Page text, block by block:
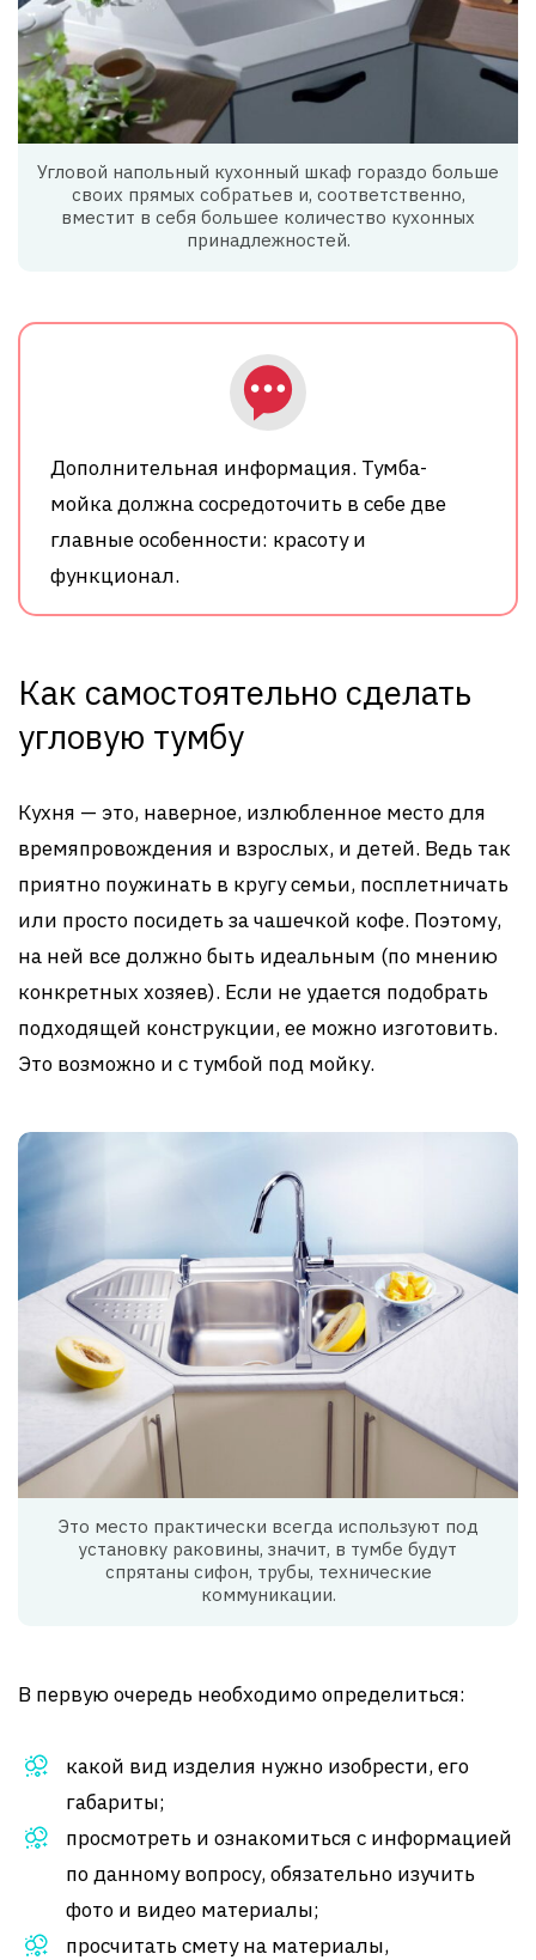
Угловой напольный кухонный шкаф гораздо больше
своих прямых собратьев и, соответственно,
вместит в себя большее количество кухонных
принадлежностей.
Дополнительная информация. Тумба-
мойка должна сосредоточить в себе две
главные особенности: красоту и
функционал.
Как самостоятельно сделать
угловую тумбу
Кухня — это, наверное, излюбленное место для
времяпровождения и взрослых, и детей. Ведь так
приятно поужинать в кругу семьи, посплетничать
или просто посидеть за чашечкой кофе. Поэтому,
на ней все должно быть идеальным (по мнению
конкретных хозяев). Если не удается подобрать
подходящей конструкции, ее можно изготовить.
Это возможно и с тумбой под мойку.
Это место практически всегда используют под
установку раковины, значит, в тумбе будут
спрятаны сифон, трубы, технические
коммуникации.
В первую очередь необходимо определиться:
какой вид изделия нужно изобрести, его
габариты;
просмотреть и ознакомиться с информацией
по данному вопросу, обязательно изучить
фото и видео материалы;
просчитать смету на материалы,